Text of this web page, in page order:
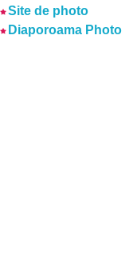
Site de photo
Diaporoama Photo